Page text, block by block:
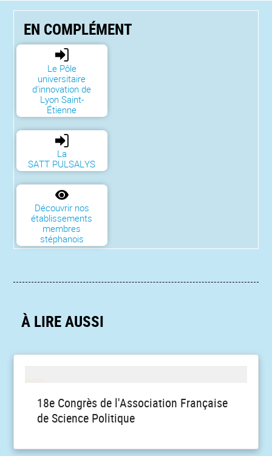
À LIRE AUSSI
18e Congrès de l'Association Française
de Science Politique
EN COMPLÉMENT
Le Pôle
universitaire
d'innovation de
Lyon Saint-
Étienne
La
SATT PULSALYS
Découvrir nos
établissements
membres
stéphanois